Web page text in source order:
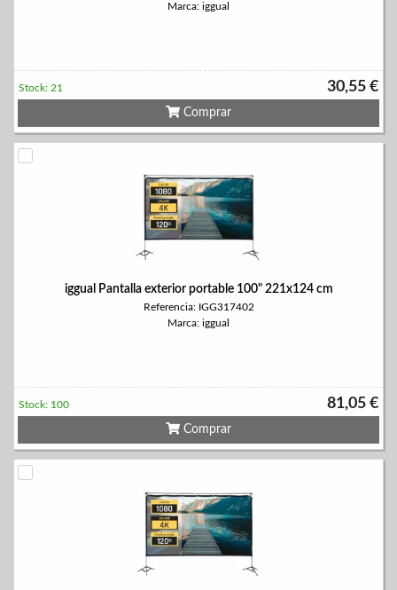
Marca: iggual
30,55 €
Stock: 21
Comprar
iggual Pantalla exterior portable 100" 221x124 cm
Referencia: IGG317402
Marca: iggual
81,05 €
Stock: 100
Comprar